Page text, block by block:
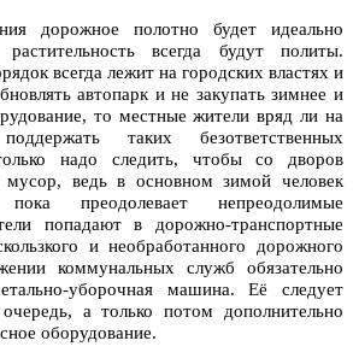
дорожное полотно будет идеально
всегда будут политы.
всегда лежит на городских властях и
автопарк и не закупать зимнее и
то местные жители вряд ли на
таких безответственных
надо следить, чтобы со дворов
мусор, ведь в основном зимой человек
преодолевает непреодолимые
попадают в дорожно-транспортные
и необработанного дорожного
коммунальных служб обязательно
уборочная машина. Её следует
а только потом дополнительно
оборудование.